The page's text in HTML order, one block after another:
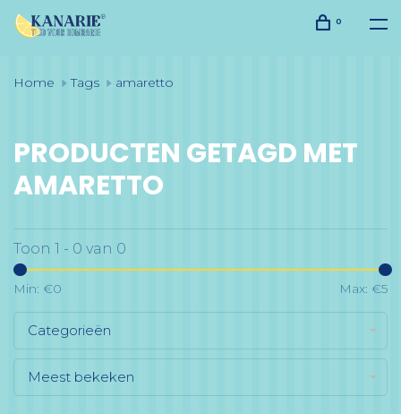
0
Home Tags amaretto
PRODUCTEN GETAGD MET
AMARETTO
Toon 1 - 0 van 0
Min: €0 Max: €5
Categorieën
Meest bekeken